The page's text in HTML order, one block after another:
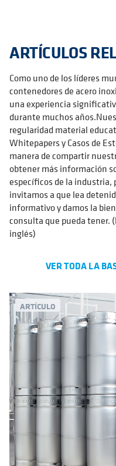
ARTÍCULOS
Como uno de los líderes
contenedores de acero
una experiencia
durante muchos
regularidad material
Whitepapers y Casos de
manera de compartir
obtener más información
específicos de la industria,
invitamos a que lea
informativo y damos la
consulta que pueda tener.
inglés)
VER TODA LA
ARTÍCULO